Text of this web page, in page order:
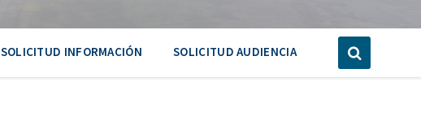
SOLICITUD INFORMACIÓN SOLICITUD AUDIENCIA